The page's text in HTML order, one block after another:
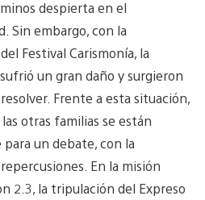
despierta en el
Sin embargo, con la
Festival Carismonía, la
un gran daño y surgieron
Frente a esta situación,
otras familias se están
un debate, con la
En la misión
2.3, la tripulación del Expreso